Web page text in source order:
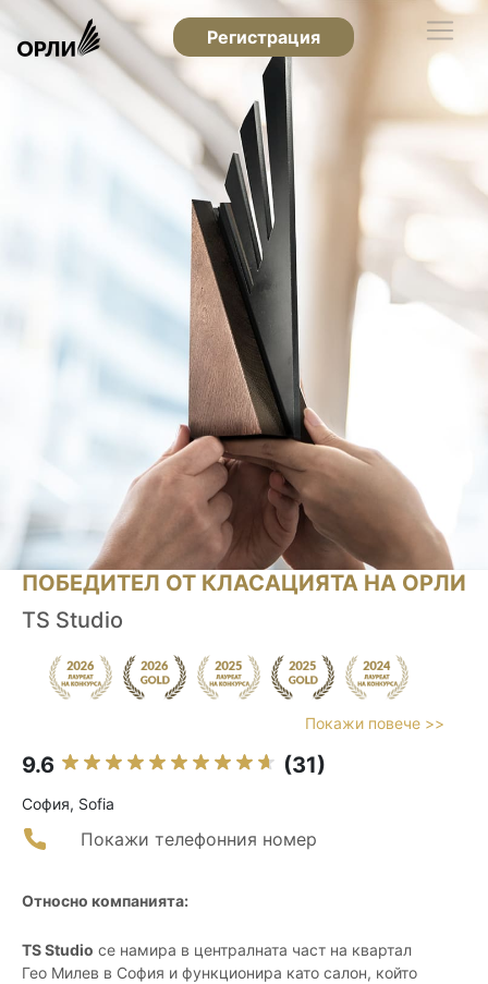
Регистрация
ПОБЕДИТЕЛ ОТ КЛАСАЦИЯТА НА ОРЛИ
TS Studio
Покажи повече >>
9.6 (31)
София, Sofia
Покажи телефонния номер
Относно компанията:
TS Studio се намира в централната част на квартал
Гео Милев в София и функционира като салон, който